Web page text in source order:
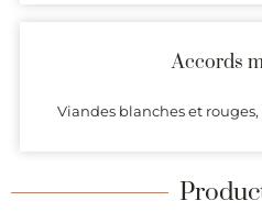
Accords
Viandes blanches et